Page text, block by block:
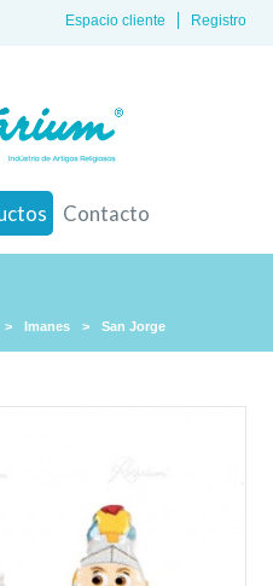
Registro
Espacio cliente
Contacto
> Imanes > San Jorge